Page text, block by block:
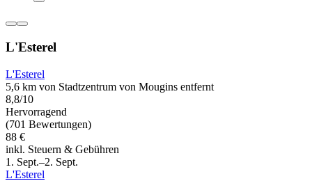
L'Esterel
L'Esterel
5,6 km von Stadtzentrum von Mougins entfernt
8,8/10
Hervorragend
(701 Bewertungen)
88 €
inkl. Steuern & Gebühren
1. Sept.–2. Sept.
L'Esterel